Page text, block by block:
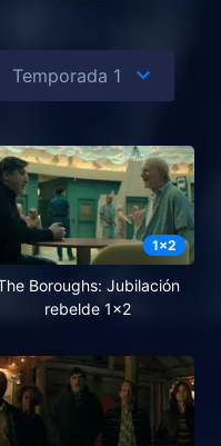
1x2
Boroughs: Jubilación
rebelde 1x2